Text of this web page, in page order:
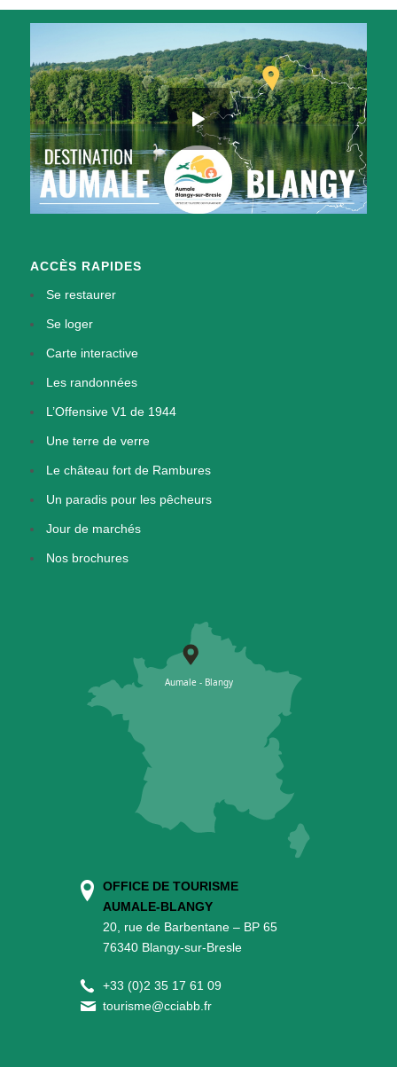
ACCÈS RAPIDES
Se restaurer
Se loger
Carte interactive
Les randonnées
L’Offensive V1 de 1944
Une terre de verre
Le château fort de Rambures
Un paradis pour les pêcheurs
Jour de marchés
Nos brochures
OFFICE DE TOURISME
AUMALE-BLANGY
20, rue de Barbentane – BP 65
76340 Blangy-sur-Bresle
+33 (0)2 35 17 61 09
tourisme@cciabb.fr